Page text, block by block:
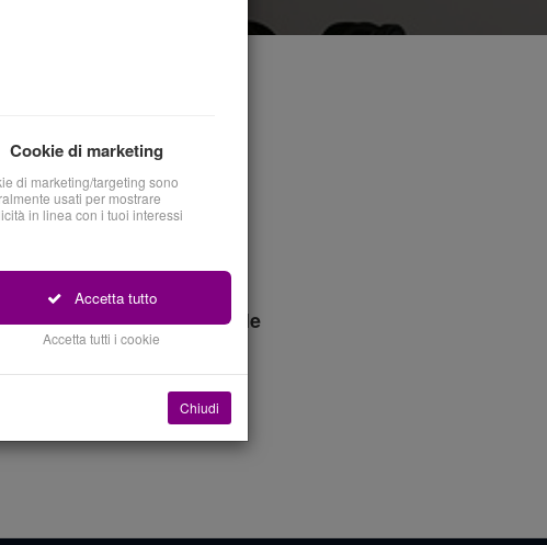
la Continuità Aziendale
Cookie di marketing
di marketing/targeting sono
usati per mostrare
in linea con i tuoi interessi
Accetta tutto
Accetta tutti i cookie
Chiudi